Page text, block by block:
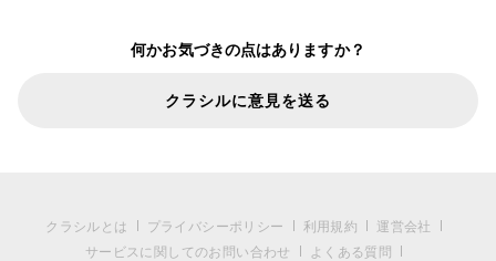
何かお気づきの点はありますか？
クラシルに意見を送る
クラシルとは プライバシーポリシー 利用規約
運営会社
サービスに関してのお問い合わせ
よくある質問